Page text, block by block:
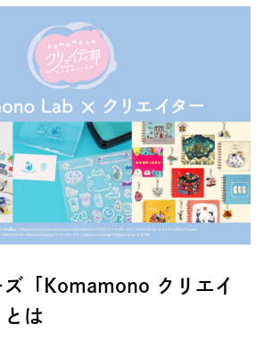
「Komamono クリエイ
とは